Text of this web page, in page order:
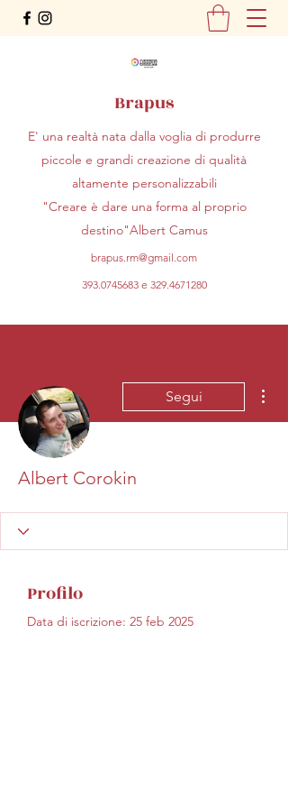
Brapus
E' una realtà nata dalla voglia di produrre
piccole e grandi creazione di qualità
altamente personalizzabili
"Creare è dare una forma al proprio
destino"Albert Camus
brapus.rm@gmail.com
393.0745683e 329.4671280
Segui
Albert Corokin
Profilo
Data di iscrizione: 25 feb 2025